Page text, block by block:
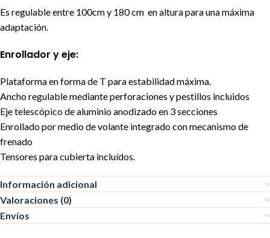
Es regulable entre 100cm y 180 cm en altura para una máxima
adaptación.
Enrollador y eje:
Plataforma en forma de T para estabilidad máxima.
Ancho regulable mediante perforaciones y pestillos incluidos
Eje telescópico de aluminio anodizado en 3 secciones
Enrollado por medio de volante integrado con mecanismo de
frenado
Tensores para cubierta incluídos.
Información adicional
Valoraciones (0)
Envíos